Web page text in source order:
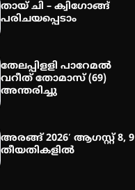
തായ് ചി – ക്വിഗോങ്ങ്
പരിചയപ്പെടാം
തേലപ്പിളളി പാറേമൽ
വറീത് തോമാസ് (69)
അന്തരിച്ചു
അരങ്ങ് 2026′ ആഗസ്റ്റ് 8, 9
തീയതികളിൽ